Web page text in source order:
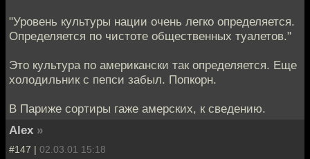
"Уровень культуры нации очень легко определяется.
Определяется по чистоте общественных туалетов."
Это культура по американски так определяется. Еще
холодильник с пепси забыл. Попкорн.
В Париже сортиры гаже амерских, к сведению.
Alex »
#147 | 02.03.01 15:18